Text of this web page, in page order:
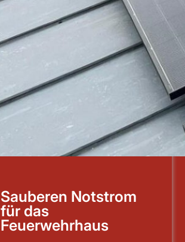
Sauberen Notstrom
für das
Feuerwehrhaus